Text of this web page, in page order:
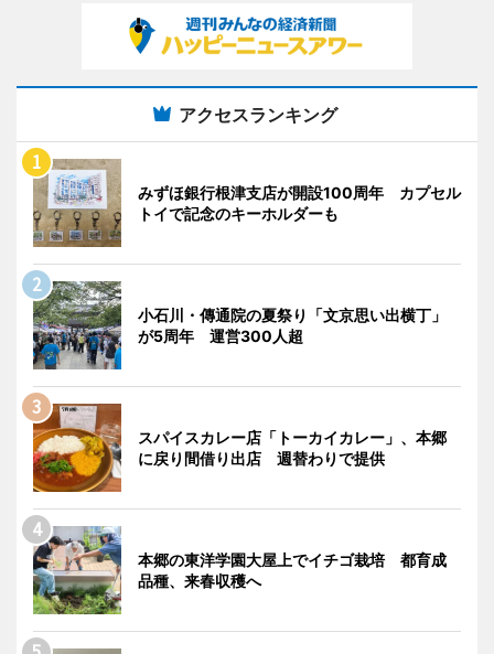
アクセスランキング
みずほ銀行根津支店が開設100周年 カプセル
トイで記念のキーホルダーも
小石川・傳通院の夏祭り「文京思い出横丁」
が5周年 運営300人超
スパイスカレー店「トーカイカレー」、本郷
に戻り間借り出店 週替わりで提供
本郷の東洋学園大屋上でイチゴ栽培 都育成
品種、来春収穫へ